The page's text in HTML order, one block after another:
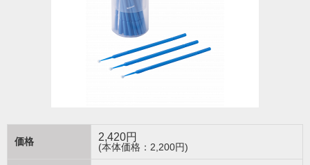
価格 2,420円
(本体価格：2,200円)